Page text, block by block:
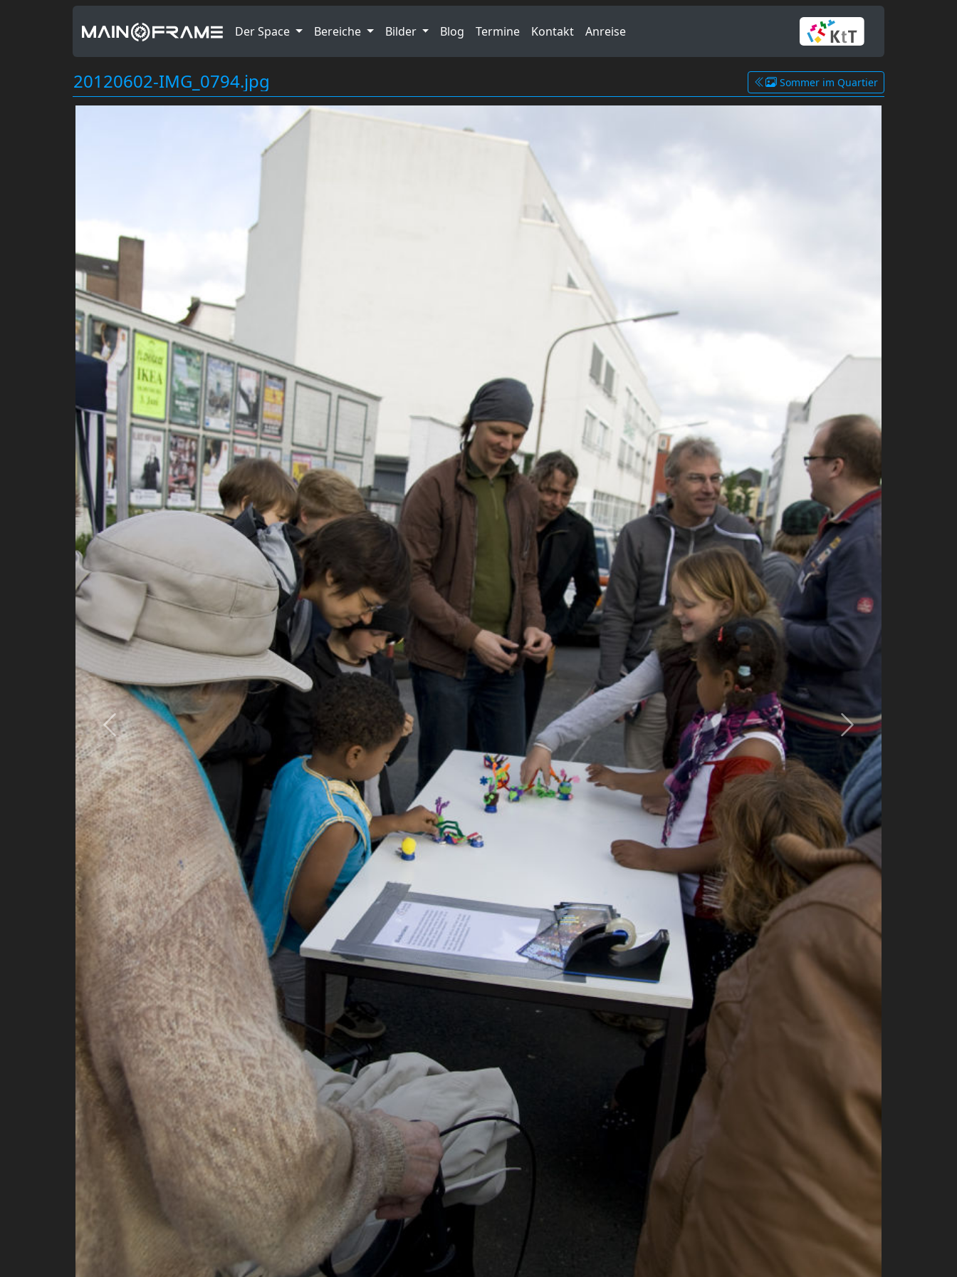
Der Space Bereiche Bilder Blog Termine Kontakt Anreise
20120602-IMG_0794.jpg Sommer im Quartier